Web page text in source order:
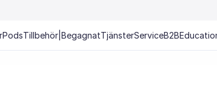
Tillbehör BegagnatTjänsterServiceB2B